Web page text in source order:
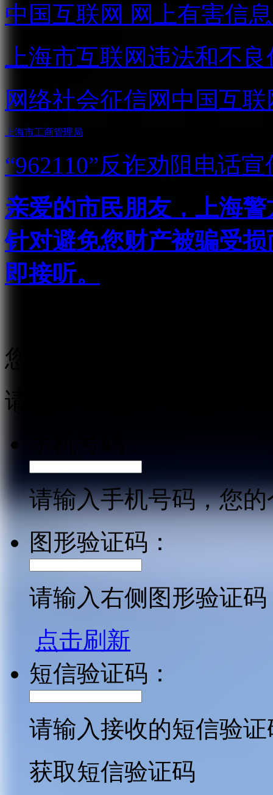
中国互联网 网上有害信
上海市互联网违法和不
网络社会征信网 中国互
上海市工商管理局
“962110”反诈劝阻电话宣
亲爱的市民朋友，上海
针对避免您财产被骗受
即接听。
您还未绑定手机号
请绑定手机号码，进行
请输入手机号码，您
图形验证码：
请输入右侧图形验证码
点击刷新
短信验证码：
请输入接收的短信验证
获取短信验证码